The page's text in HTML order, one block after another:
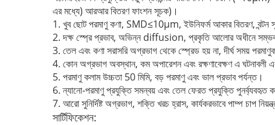
এর মধ্যে) আরআর বিতরণ ফাংশন সূচক)।
1. খুব ছোট পরমাণু কণা, SMD≤10μm, ইউনিফর্ম আকার বিতরণ,
2. দক্ষ স্প্রে প্রভাব, অভিন্ন diffusion, প্রকৃতি আলোর অধীনে
3. তেল এবং কণা সরাসরি অগ্রভাগ থেকে স্প্রেড হয় না, দীর্ঘ সময়
4. কোন অগ্রভাগ অবস্থান, কম অপারেশন এবং রক্ষণাবেক্ষণ এ ঘটনাবলী
5. পরমাণু কলাম উচ্চতা 50 মিমি, বড় পরমাণু এবং ভাল প্রভাব পর্যন্ত।
6. ন্যানো-পরমাণু প্রযুক্তি সমন্বয় এবং তেল ফেরত প্রযুক্তি পুনর্ব্যবহৃত
7. আরো সুনির্দিষ্ট অগ্রভাগ, শক্তি খরচ হ্রাস, কার্যকরভাবে পাম্প চাপ
সার্টিফিকেশন: